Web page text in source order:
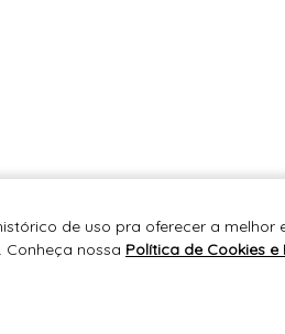
de uso pra oferecer a melhor
nossa Política de Cookies e